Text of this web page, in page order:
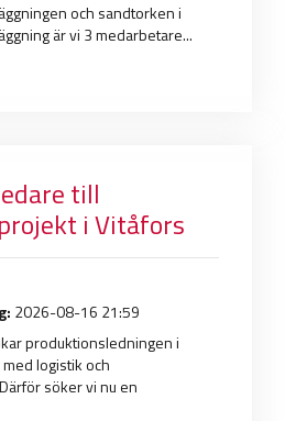
och sandtorken i
är vi 3 medarbetare...
till
i Vitåfors
2026-08-16 21:59
produktionsledningen i
logistik och
söker vi nu en